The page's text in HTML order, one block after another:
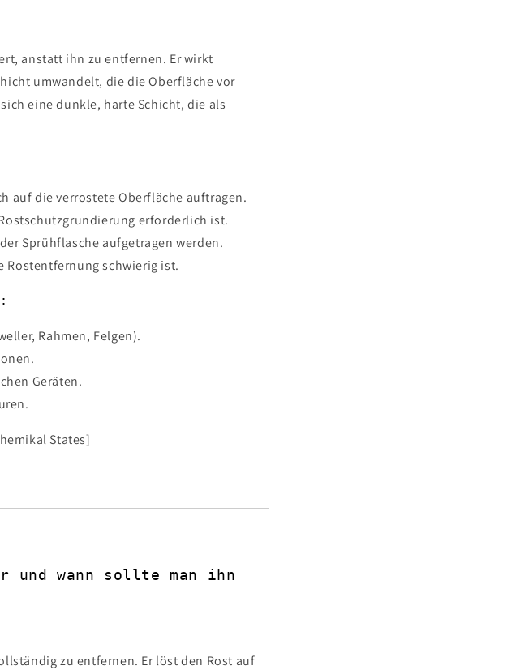
anstatt ihn zu entfernen. Er wirkt
umwandelt, die die Oberfläche vor
eine dunkle, harte Schicht, die als
auf die verrostete Oberfläche auftragen.
erforderlich ist.
Sprühflasche aufgetragen werden.
Rostentfernung schwierig ist.
Rahmen, Felgen).
Geräten.
States]
wann sollte man ihn
zu entfernen. Er löst den Rost auf